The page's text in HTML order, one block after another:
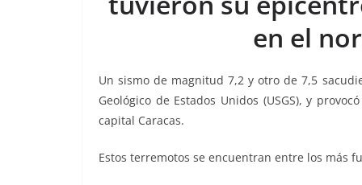
o
k
p n
k
m
en el
Un sismo de magnitud 7,2 y otro de 7,5
Geológico de Estados Unidos (USGS), y
capital Caracas.
Estos terremotos se encuentran entre los más